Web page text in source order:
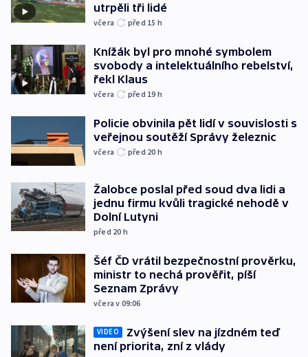
utrpěli tři lidé
včera před 15 h
Knížák byl pro mnohé symbolem
svobody a intelektuálního rebelství,
řekl Klaus
včera před 19 h
Policie obvinila pět lidí v souvislosti s
veřejnou soutěží Správy železnic
včera před 20 h
Žalobce poslal před soud dva lidi a
jednu firmu kvůli tragické nehodě v
Dolní Lutyni
před 20 h
Šéf ČD vrátil bezpečnostní prověrku,
ministr to nechá prověřit, píší
Seznam Zprávy
včera v 09:06
VIDEO
Zvýšení slev na jízdném teď
není priorita, zní z vlády